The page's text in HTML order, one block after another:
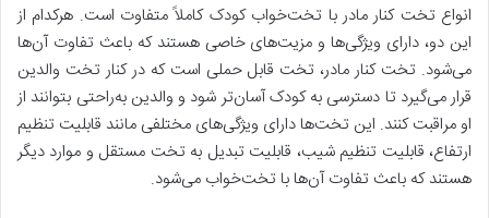
انواع تخت کنار مادر با تخت‌خواب کودک کاملاً متفاوت است. هرکدام از
این دو، دارای ویژگی‌ها و مزیت‌های خاصی هستند که باعث تفاوت آن‌ها
می‌شود. تخت کنار مادر، تخت قابل حملی است که در کنار تخت والدین
قرار می‌گیرد تا دسترسی به کودک آسان‌تر شود و والدین به‌راحتی بتوانند از
او مراقبت کنند. این تخت‌ها دارای ویژگی‌های مختلفی مانند قابلیت تنظیم
ارتفاع، قابلیت تنظیم شیب، قابلیت تبدیل به تخت مستقل و موارد دیگر
هستند که باعث تفاوت آن‌ها با تخت‌خواب می‌شود.